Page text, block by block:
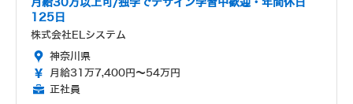
月給30万以上可/独学でデザイン学習中歓迎・年間休日
125日
株式会社ELシステム
神奈川県
月給31万7,400円～54万円
正社員